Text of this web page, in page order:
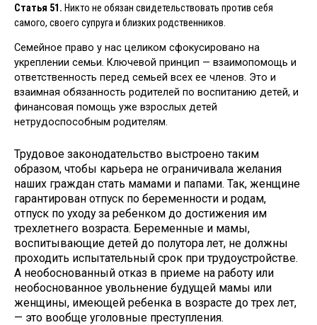
Статья 51. Никто не обязан свидетельствовать против себя
самого, своего супруга и близких родственников.
Семейное право у нас целиком сфокусировано на
укреплении семьи. Ключевой принцип — взаимопомощь и
ответственность перед семьей всех ее членов. Это и
взаимная обязанность родителей по воспитанию детей, и
финансовая помощь уже взрослых детей
нетрудоспособным родителям.
Трудовое законодательство выстроено таким
образом, чтобы карьера не ограничивала желания
наших граждан стать мамами и папами. Так, женщине
гарантирован отпуск по беременности и родам,
отпуск по уходу за ребенком до достижения им
трехлетнего возраста. Беременные и мамы,
воспитывающие детей до полутора лет, не должны
проходить испытательный срок при трудоустройстве.
А необоснованный отказ в приеме на работу или
необоснованное увольнение будущей мамы или
женщины, имеющей ребенка в возрасте до трех лет,
— это вообще уголовные преступления.